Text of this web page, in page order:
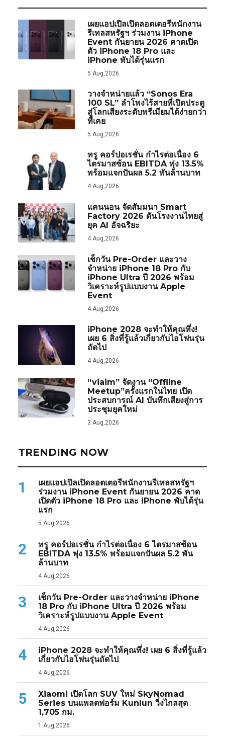
เผยแอปเปิลเปิดลอตเตอรีพนักงาน
รีเทลสหรัฐฯ ร่วมงาน iPhone
Event กันยายน 2026 คาดเปิด
ตัว iPhone 18 Pro และ
iPhone พับได้รุ่นแรก
5 Aug,2026
วางจำหน่ายแล้ว “Sonos Era
100 SL” ลำโพงไร้สายที่เปิดประตู
สู่โลกเสียงระดับพรีเมียมได้ง่ายกว่า
ที่เคย
5 Aug,2026
ทรู คอร์ปอเรชั่น กำไรต่อเนื่อง 6
ไตรมาสซ้อน EBITDA พุ่ง 13.5%
พร้อมแจกปันผล 5.2 พันล้านบาท
4 Aug,2026
แคนนอน จัดสัมมนา Smart
Factory 2026 ดันโรงงานไทยสู่
ยุค AI อัจฉริยะ
4 Aug,2026
เช็กวัน Pre-Order และวาง
จำหน่าย iPhone 18 Pro กับ
iPhone Ultra ปี 2026 พร้อม
วิเคราะห์รูปแบบงาน Apple
Event
4 Aug,2026
iPhone 2028 จะทำให้คุณทึ่ง!
เผย 6 สิ่งที่รู้แล้วเกี่ยวกับไอโฟนรุ่น
ถัดไป
4 Aug,2026
“viaim” จัดงาน “Offline
Meetup”ครั้งแรกในไทย เปิด
ประสบการณ์ AI บันทึกเสียงสู่การ
ประชุมยุคใหม่
3 Aug,2026
TRENDING NOW
1
เผยแอปเปิลเปิดลอตเตอรีพนักงานรีเทลสหรัฐฯ
ร่วมงาน iPhone Event กันยายน 2026 คาด
เปิดตัว iPhone 18 Pro และ iPhone พับได้รุ่น
แรก
5 Aug,2026
2
ทรู คอร์ปอเรชั่น กำไรต่อเนื่อง 6 ไตรมาสซ้อน
EBITDA พุ่ง 13.5% พร้อมแจกปันผล 5.2 พัน
ล้านบาท
4 Aug,2026
3
เช็กวัน Pre-Order และวางจำหน่าย iPhone
18 Pro กับ iPhone Ultra ปี 2026 พร้อม
วิเคราะห์รูปแบบงาน Apple Event
4 Aug,2026
4
iPhone 2028 จะทำให้คุณทึ่ง! เผย 6 สิ่งที่รู้แล้ว
เกี่ยวกับไอโฟนรุ่นถัดไป
4 Aug,2026
5
Xiaomi เปิดโลก SUV ใหม่ SkyNomad
Series บนแพลตฟอร์ม Kunlun วิ่งไกลสุด
1,705 กม.
1 Aug,2026